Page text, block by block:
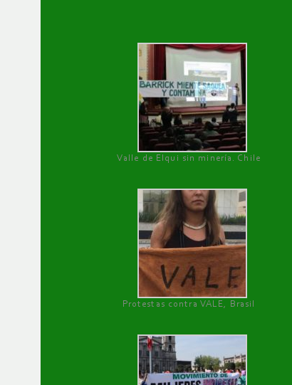
Valle de Elqui sin minería. Chile
Protestas contra VALE, Brasil